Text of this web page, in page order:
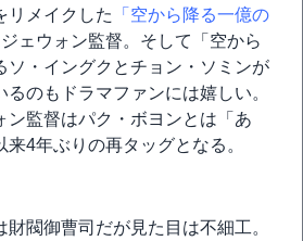
リメイクした
「空から降る一億の
ェウォン監督。そして「空から
ソ・イングクとチョン・ソミンが
のもドラマファンには嬉しい。
ン監督はパク・ボヨンとは「あ
4年ぶりの再タッグとなる。
閥御曹司だが見た目は不細工。